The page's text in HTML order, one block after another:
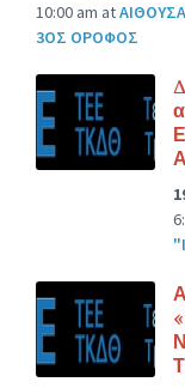
10:00 am at
3ΟΣ ΟΡΟΦΟΣ